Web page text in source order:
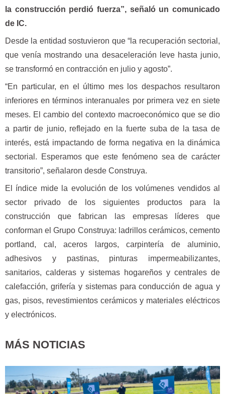
la construcción perdió fuerza”, señaló un comunicado
de IC.
Desde la entidad sostuvieron que “la recuperación sectorial,
que venía mostrando una desaceleración leve hasta junio,
se transformó en contracción en julio y agosto”.
“En particular, en el último mes los despachos resultaron
inferiores en términos interanuales por primera vez en siete
meses. El cambio del contexto macroeconómico que se dio
a partir de junio, reflejado en la fuerte suba de la tasa de
interés, está impactando de forma negativa en la dinámica
sectorial. Esperamos que este fenómeno sea de carácter
transitorio”, señalaron desde Construya.
El índice mide la evolución de los volúmenes vendidos al
sector privado de los siguientes productos para la
construcción que fabrican las empresas líderes que
conforman el Grupo Construya: ladrillos cerámicos, cemento
portland, cal, aceros largos, carpintería de aluminio,
adhesivos y pastinas, pinturas impermeabilizantes,
sanitarios, calderas y sistemas hogareños y centrales de
calefacción, grifería y sistemas para conducción de agua y
gas, pisos, revestimientos cerámicos y materiales eléctricos
y electrónicos.
MÁS NOTICIAS